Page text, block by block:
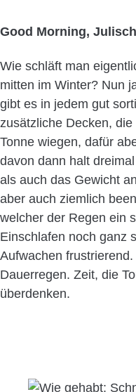
Good Morning,
Wie schläft man
mitten im Winter? Nun
gibt es in jedem gut
zusätzliche Decken,
Tonne wiegen, dafür
davon dann halt
als auch das Gewicht
aber auch ziemlich
welcher der Regen ein
Einschlafen noch ganz
Aufwachen
Dauerregen. Zeit, die
überdenken.